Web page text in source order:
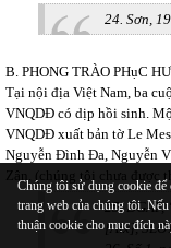
24. Sơn,
B. PHONG TRÀO PHụC
Tại nội địa Việt Nam, ba
VNQDĐ có dịp hồi sinh.
VNQDĐ xuất bản tờ Le
Nguyễn Đình Đa, Nguyễn
Zân. (chúng tôi chưa được
25. DGAP,
[Aix],
Chúng tôi sử dụng cookie để
trang web của chúng tôi.
thuận cookie cho mục đích